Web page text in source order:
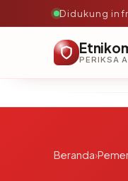
Didukung
Beranda›